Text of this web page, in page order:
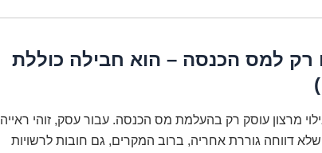
אינו רק למס הכנסה – הוא חבילה כוללת
מרצון עוסק רק בהעלמת מס הכנסה. עבור עסק, זוהי ראייה
דווחה גוררת אחריה, ברוב המקרים, גם חובות לרשויות